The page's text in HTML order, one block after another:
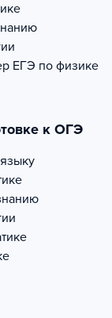
ЕГЭ по физике
к ОГЭ